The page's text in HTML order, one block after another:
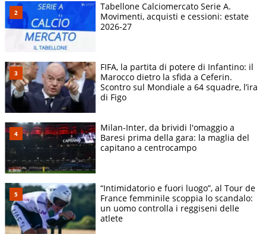
Tabellone Calciomercato Serie A.
Movimenti, acquisti e cessioni: estate
2026-27
FIFA, la partita di potere di Infantino: il
Marocco dietro la sfida a Ceferin.
Scontro sul Mondiale a 64 squadre, l’ira
di Figo
Milan-Inter, da brividi l'omaggio a
Baresi prima della gara: la maglia del
capitano a centrocampo
“Intimidatorio e fuori luogo”, al Tour de
France femminile scoppia lo scandalo:
un uomo controlla i reggiseni delle
atlete